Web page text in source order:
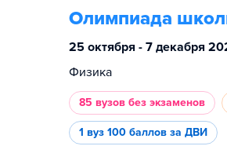
Олимпиада
25 октября - 7 декабря
Физика
85 вузов без экзаменов
1 вуз 100 баллов за ДВИ